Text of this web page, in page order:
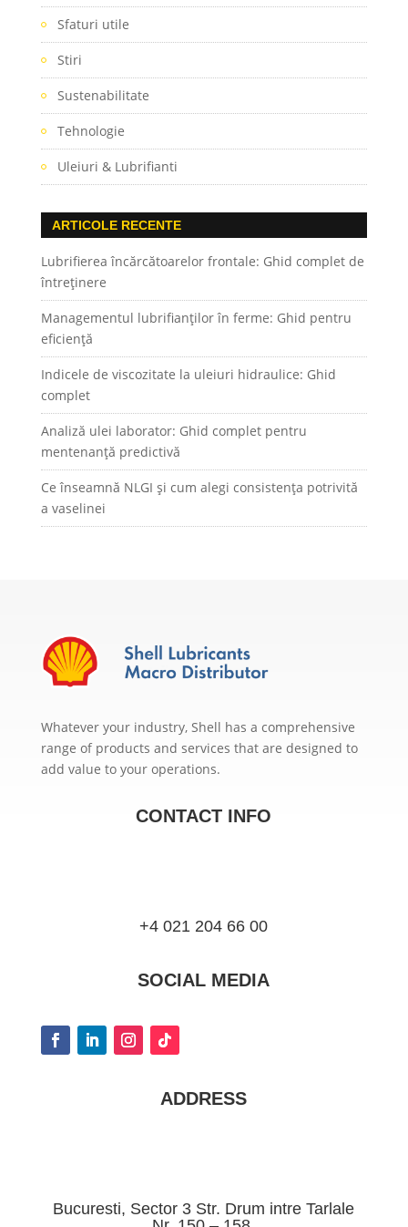
Sfaturi utile
Stiri
Sustenabilitate
Tehnologie
Uleiuri & Lubrifianti
ARTICOLE RECENTE
Lubrifierea încărcătoarelor frontale: Ghid complet de
întreținere
Managementul lubrifianților în ferme: Ghid pentru
eficiență
Indicele de viscozitate la uleiuri hidraulice: Ghid
complet
Analiză ulei laborator: Ghid complet pentru
mentenanță predictivă
Ce înseamnă NLGI și cum alegi consistența potrivită
a vaselinei
Whatever your industry, Shell has a comprehensive
range of products and services that are designed to
add value to your operations.
CONTACT INFO
+4 021 204 66 00
SOCIAL MEDIA
ADDRESS
Bucuresti, Sector 3 Str. Drum intre Tarlale